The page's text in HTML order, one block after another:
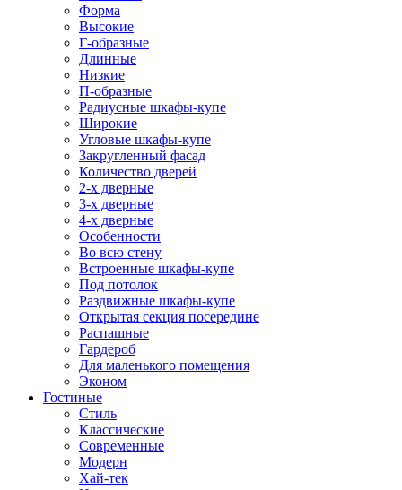
Форма
Высокие
Г-образные
Длинные
Низкие
П-образные
Радиусные шкафы-купе
Широкие
Угловые шкафы-купе
Закругленный фасад
Количество дверей
2-х дверные
3-х дверные
4-х дверные
Особенности
Во всю стену
Встроенные шкафы-купе
Под потолок
Раздвижные шкафы-купе
Открытая секция посередине
Распашные
Гардероб
Для маленького помещения
Эконом
Гостиные
Стиль
Классические
Современные
Модерн
Хай-тек